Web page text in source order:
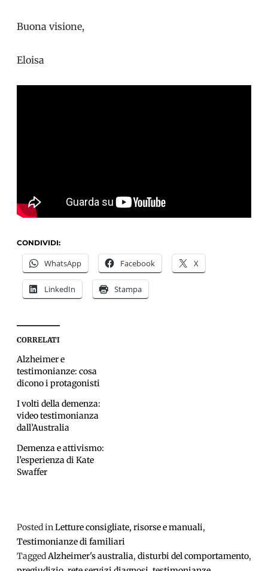
Buona visione,
Eloisa
CONDIVIDI:
WhatsApp Facebook X
LinkedIn Stampa
CORRELATI
Alzheimer e
testimonianze: cosa
dicono i protagonisti
I volti della demenza:
video testimonianza
dall’Australia
Demenza e attivismo:
l’esperienza di Kate
Swaffer
Posted inLetture consigliate, risorse e manuali,
Testimonianze di familiari
TaggedAlzheimer's australia, disturbi del comportamento,